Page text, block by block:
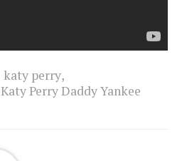
katy perry,
Katy Perry Daddy Yankee